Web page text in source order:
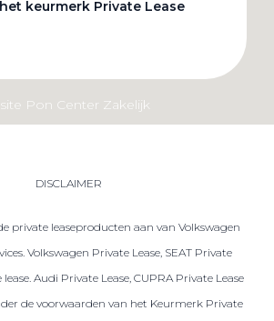
Pon Center Zakelijk
keurmerk Private Lease
DISCLAIMER
private leaseproducten aan van Volkswagen
Volkswagen Private Lease, SEAT Private
lease. Audi Private Lease, CUPRA Private Lease
de voorwaarden van het Keurmerk Private